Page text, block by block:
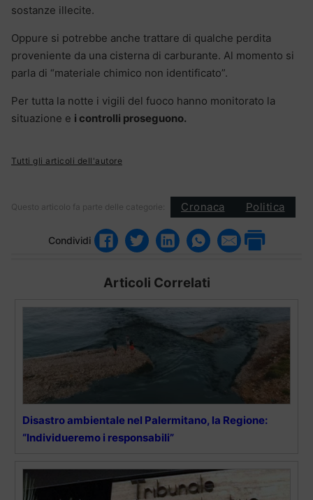
sostanze illecite.
Oppure si potrebbe anche trattare di qualche perdita
proveniente da una cisterna di carburante. Al momento si
parla di “materiale chimico non identificato”.
Per tutta la notte i vigili del fuoco hanno monitorato la
situazione e i controlli proseguono.
Tutti gli articoli dell'autore
Questo articolo fa parte delle categorie: Cronaca Politica
Condividi
Articoli Correlati
Disastro ambientale nel Palermitano, la Regione:
“Individueremo i responsabili”